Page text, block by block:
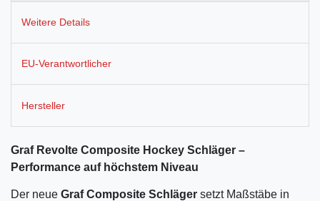
Weitere Details
EU-Verantwortlicher
Hersteller
Graf Revolte Composite Hockey Schläger –
Performance auf höchstem Niveau
Der neue Graf Composite Schläger setzt Maßstäbe in